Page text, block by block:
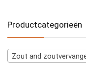
Productcategorieën
Zout and